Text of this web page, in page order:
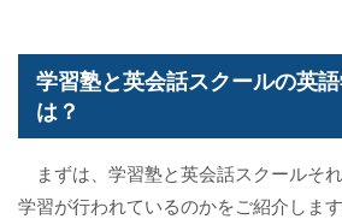
学習塾と英会話スクールの英
は？
まずは、学習塾と英会話スクールそ
学習が行われているのかをご紹介しま